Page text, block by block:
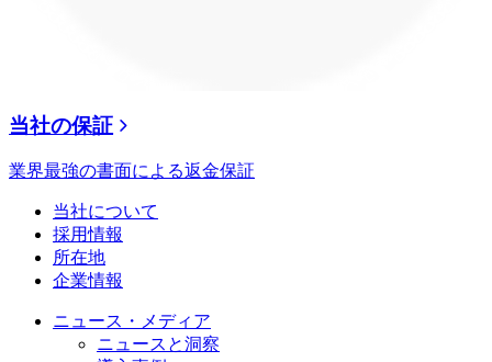
当社の保証
業界最強の書面による返金保証
当社について
採用情報
所在地
企業情報
ニュース・メディア
ニュースと洞察